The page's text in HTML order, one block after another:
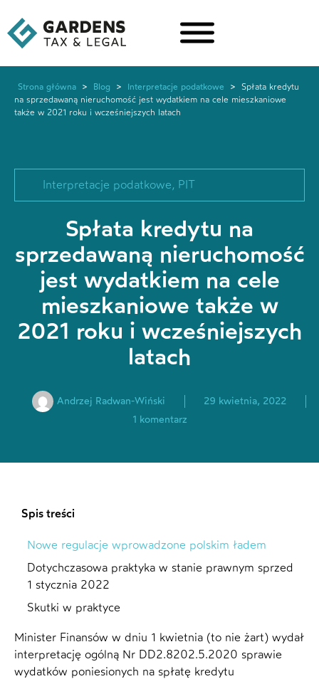
Strona główna > Blog > Interpretacje podatkowe >
Spłata kredytu
na sprzedawaną nieruchomość jest wydatkiem na cele mieszkaniowe
także w 2021 roku i wcześniejszych latach
Interpretacje podatkowe, PIT
Spłata kredytu na
sprzedawaną nieruchomość
jest wydatkiem na cele
mieszkaniowe także w
2021 roku i wcześniejszych
latach
Andrzej Radwan-Wiński
29 kwietnia, 2022
1 komentarz
Spis treści
Nowe regulacje wprowadzone polskim ładem
Dotychczasowa praktyka w stanie prawnym sprzed
1 stycznia 2022
Skutki w praktyce
Minister Finansów w dniu 1 kwietnia (to nie żart) wydał
interpretację ogólną Nr DD2.8202.5.2020 sprawie
wydatków poniesionych na spłatę kredytu